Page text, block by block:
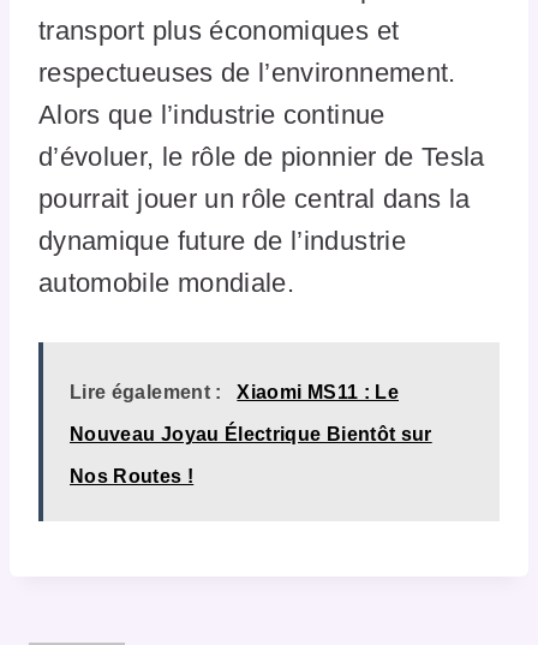
transport plus économiques et
respectueuses de l’environnement.
Alors que l’industrie continue
d’évoluer, le rôle de pionnier de Tesla
pourrait jouer un rôle central dans la
dynamique future de l’industrie
automobile mondiale.
Lire également : Xiaomi MS11 : Le
Nouveau Joyau Électrique Bientôt sur
Nos Routes !